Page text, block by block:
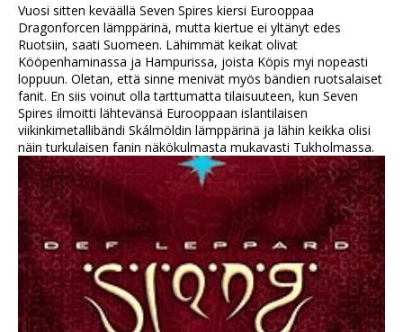
Vuosi sitten keväällä Seven Spires kiersi Eurooppaa
Dragonforcen lämppärinä, mutta kiertue ei yltänyt edes
Ruotsiin, saati Suomeen. Lähimmät keikat olivat
Kööpenhaminassa ja Hampurissa, joista Köpis myi nopeasti
loppuun. Oletan, että sinne menivät myös bändien ruotsalaiset
fanit. En siis voinut olla tarttumatta tilaisuuteen, kun Seven
Spires ilmoitti lähtevänsä Eurooppaan islantilaisen
viikinkimetallibändi Skálmöldin lämppärinä ja lähin keikka olisi
näin turkulaisen fanin näkökulmasta mukavasti Tukholmassa.